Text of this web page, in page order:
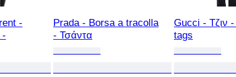
-
-
Prada - Borsa a tracolla
- Τσάντα
Gucci - Τζιν
tags